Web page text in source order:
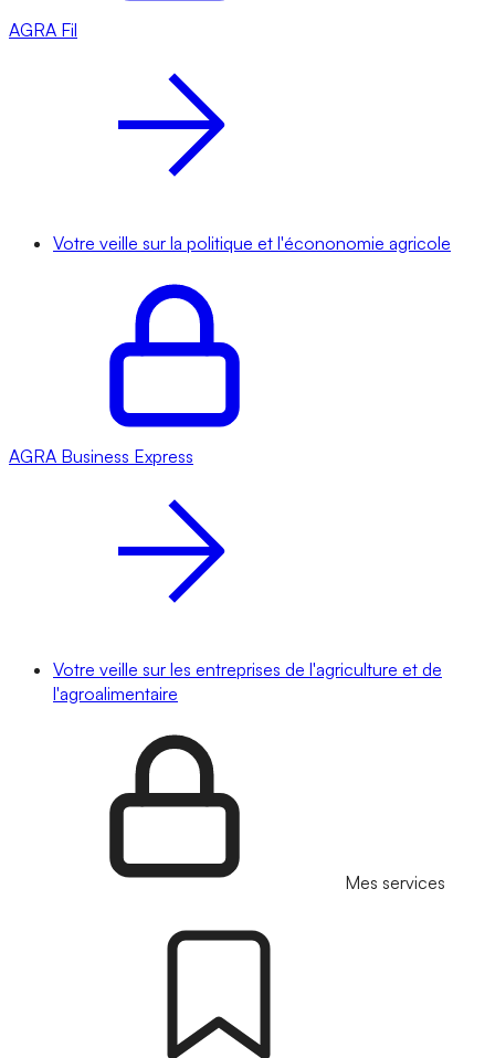
AGRA Fil
Votre veille sur la politique et l'écononomie agricole
AGRA Business Express
Votre veille sur les entreprises de l'agriculture et de
l'agroalimentaire
Mes services